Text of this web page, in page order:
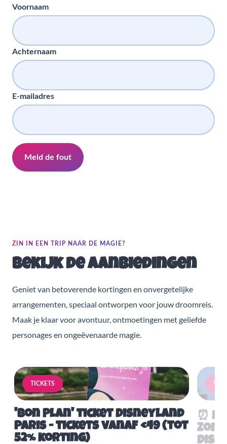
Voornaam
Achternaam
E-mailadres
Meld de fout
ZIN IN EEN TRIP NAAR DE MAGIE?
Bekijk de aanbiedingen
Geniet van betoverende kortingen en onvergetelijke
arrangementen, speciaal ontworpen voor jouw droomreis.
Maak je klaar voor avontuur, ontmoetingen met geliefde
personages en ongeëvenaarde magie.
TICKETS
'Bon Plan' ticket Disneyland
Paris - tickets vanaf €49 (tot
52% korting)
⏰